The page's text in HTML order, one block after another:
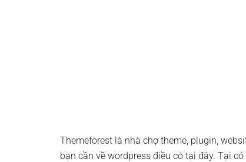
Themeforest là nhà chợ theme, plugin,
bạn cần về wordpress điều có tại đây. Tại